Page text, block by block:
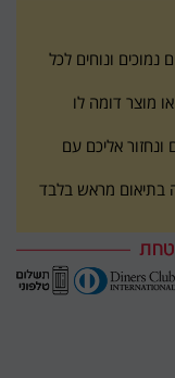
ונוחים לכל
מוצר דומה לו
אליכם עם
8 פתח תקווה בתיאום מראש בלבד